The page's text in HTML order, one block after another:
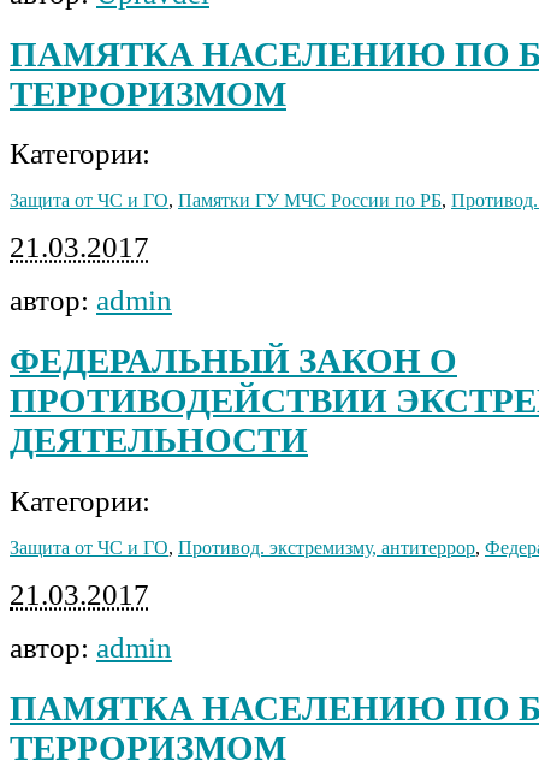
ПАМЯТКА НАСЕЛЕНИЮ ПО
ТЕРРОРИЗМОМ
Категории:
Защита от ЧС и ГО, Памятки ГУ МЧС России по РБ, Противод.
21.03.2017
автор: admin
ФЕДЕРАЛЬНЫЙ ЗАКОН О
ПРОТИВОДЕЙСТВИИ
ДЕЯТЕЛЬНОСТИ
Категории:
Защита от ЧС и ГО, Противод. экстремизму, антитеррор,
21.03.2017
автор: admin
ПАМЯТКА НАСЕЛЕНИЮ ПО
ТЕРРОРИЗМОМ